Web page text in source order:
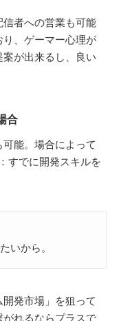
者への営業も可能
、ゲーマー心理が
が出来るし、良い
合
能。場合によって
すでに開発スキルを
いから。
発市場」を狙って
れるならプラスで